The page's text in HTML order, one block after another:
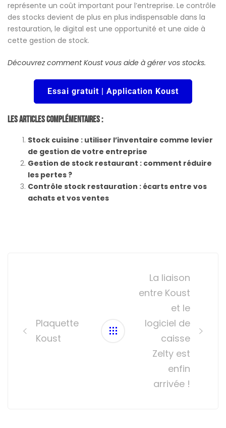
représente un coût important pour l’entreprise. Le contrôle
des stocks devient de plus en plus indispensable dans la
restauration, le digital est une opportunité et une aide à
cette gestion de stock.
Découvrez comment Koust vous aide à gérer vos stocks.
Essai gratuit | Application Koust
Les Articles Complémentaires :
Stock cuisine : utiliser l’inventaire comme levier
de gestion de votre entreprise
Gestion de stock restaurant : comment réduire
les pertes ?
Contrôle stock restauration : écarts entre vos
achats et vos ventes
Plaquette
Koust
La liaison
entre Koust
et le
logiciel de
caisse
Zelty est
enfin
arrivée !